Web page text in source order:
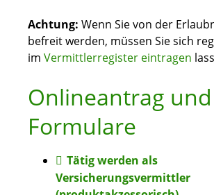
Achtung: Wenn Sie von der
befreit werden, müssen Sie sich
im Vermittlerregister eintragen
Onlineantrag und
Formulare
Tätig werden als
Versicherungsvermittler